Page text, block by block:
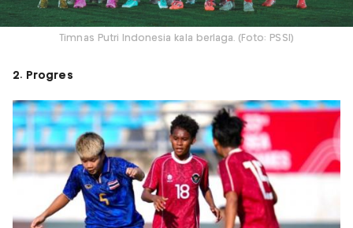
Timnas Putri Indonesia kala berlaga. (Foto: PSSI)
2. Progres